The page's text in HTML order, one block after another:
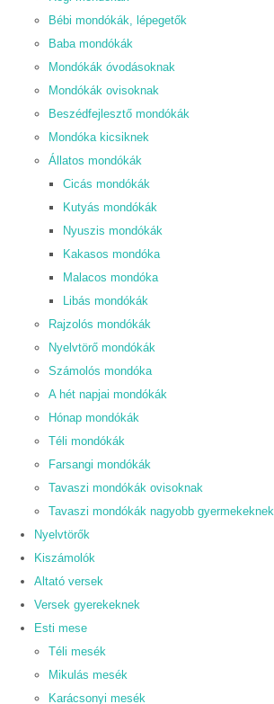
Bébi mondókák, lépegetők
Baba mondókák
Mondókák óvodásoknak
Mondókák ovisoknak
Beszédfejlesztő mondókák
Mondóka kicsiknek
Állatos mondókák
Cicás mondókák
Kutyás mondókák
Nyuszis mondókák
Kakasos mondóka
Malacos mondóka
Libás mondókák
Rajzolós mondókák
Nyelvtörő mondókák
Számolós mondóka
A hét napjai mondókák
Hónap mondókák
Téli mondókák
Farsangi mondókák
Tavaszi mondókák ovisoknak
Tavaszi mondókák nagyobb gyermekeknek
Nyelvtörők
Kiszámolók
Altató versek
Versek gyerekeknek
Esti mese
Téli mesék
Mikulás mesék
Karácsonyi mesék